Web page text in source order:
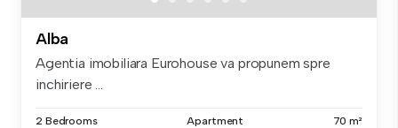
Alba
Agentia imobiliara Eurohouse va propunem spre
inchiriere ...
2 Bedrooms Apartment 70 m²